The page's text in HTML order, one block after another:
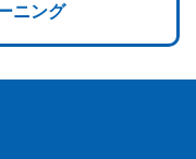
ニング